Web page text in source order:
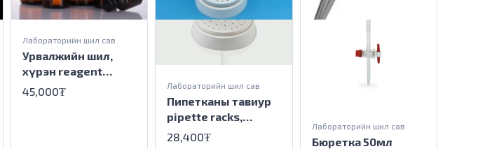
Урвалжийн шил,
хүрэн reagent
bottle Amber glass
Лабораторийн шил сав
45,000₮
Пипетканы тавиур
pipette racks,
vertical
Лабораторийн шил сав
28,400₮
Бюретка 50мл
Лабораторийн шил сав